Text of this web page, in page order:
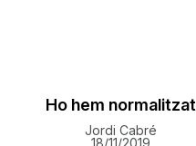
Ho hem normalitzat
Jordi Cabré
18/11/2019